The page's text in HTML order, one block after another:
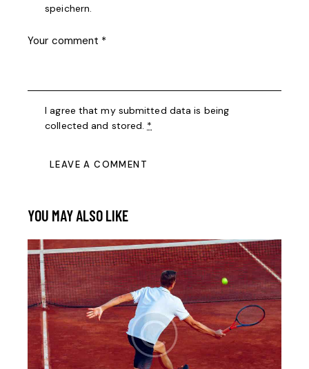
speichern.
I agree that my submitted data is being
collected and stored. *
YOU MAY ALSO LIKE